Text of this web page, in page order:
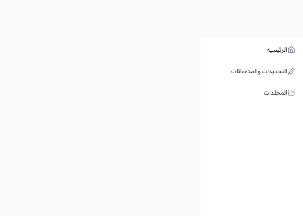
الرئيسية
التحديدات والملاحظات
المجلدات